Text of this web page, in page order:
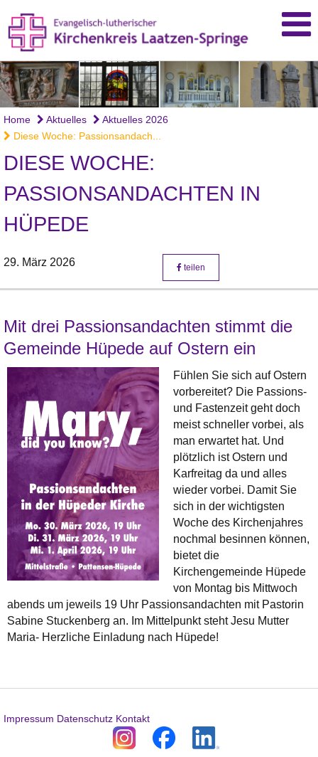
Home Aktuelles
Aktuelles 2026
Diese Woche: Passionsandach...
DIESE WOCHE:
PASSIONSANDACHTEN IN
HÜPEDE
29. März 2026 teilen
Mit drei Passionsandachten stimmt die
Gemeinde Hüpede auf Ostern ein
Fühlen Sie sich auf Ostern
vorbereitet? Die Passions-
und Fastenzeit geht doch
meist schneller vorbei, als
man erwartet hat. Und
plötzlich ist Ostern und
Karfreitag da und alles
wieder vorbei. Damit Sie
sich in der wichtigsten
Woche des Kirchenjahres
nochmal besinnen können,
bietet die
Kirchengemeinde Hüpede
von Montag bis Mittwoch
abends um jeweils 19 Uhr Passionsandachten mit Pastorin
Sabine Stuckenberg an. Im Mittelpunkt steht Jesu Mutter
Maria- Herzliche Einladung nach Hüpede!
Impressum Datenschutz Kontakt